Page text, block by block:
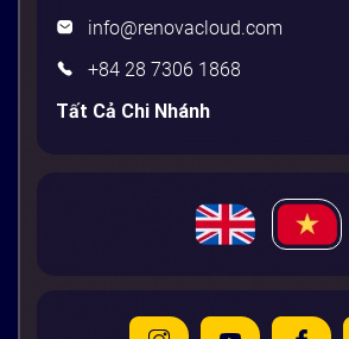
info@renovacloud.com
+84 28 7306 1868
Tất Cả Chi Nhánh